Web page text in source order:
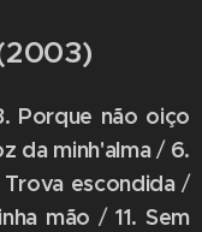
Porque não oiço
da minh'alma/ 6.
Trova escondida/
mão / 11. Sem